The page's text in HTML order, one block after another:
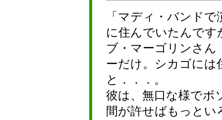
「マディ・バンド
に住んでいたんです
ブ・マーゴリンさん
ーだけ。シカゴには
と．．．。
彼は、無口な様でボ
間が許せばもっと